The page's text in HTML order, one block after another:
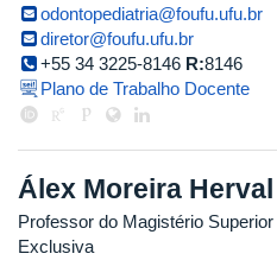
odontopediatria@foufu.ufu.br
diretor@foufu.ufu.br
+55 34 3225-8146 R:8146
Plano de Trabalho Docente
Álex Moreira Herval
Professor do Magistério Superior
Exclusiva